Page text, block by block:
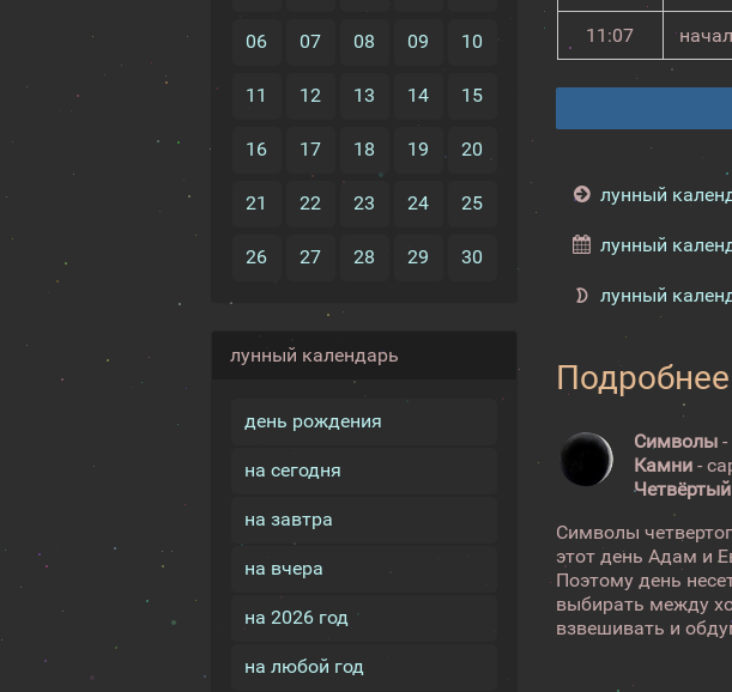
06 07 08 09 10
11 12 13 14 15
16 17 18 19 20
21 22 23 24 25
26 27 28 29 30
лунный календарь
день рождения
на сегодня
на завтра
на вчера
на 2026 год
на любой год
11:07
лунный
лунный
лунный
Символы
Камни -
Символы
этот день Адам и
Поэтому день
выбирать между
взвешивать и